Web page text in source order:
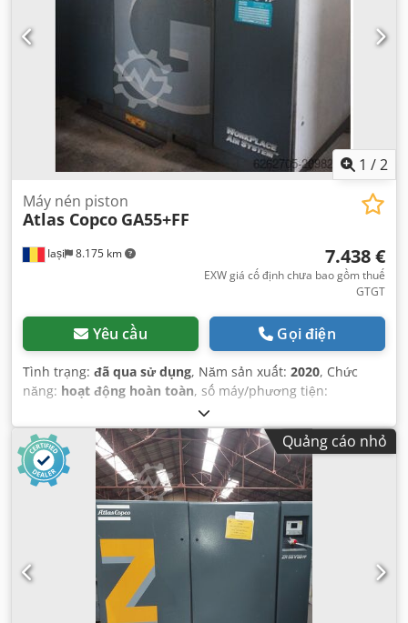
1 /2
Iași 8.175 km
Máy nén piston
Atlas Copco GA55+FF
7.438 €
EXW giá cố định chưa bao gồm thuế
GTGT
Yêu cầu Gọi điện
Tình trạng: đã qua sử dụng, Năm sản xuất: 2020, Chức
năng: hoạt động hoàn toàn, số máy/phương tiện:
Quảng cáo nhỏ